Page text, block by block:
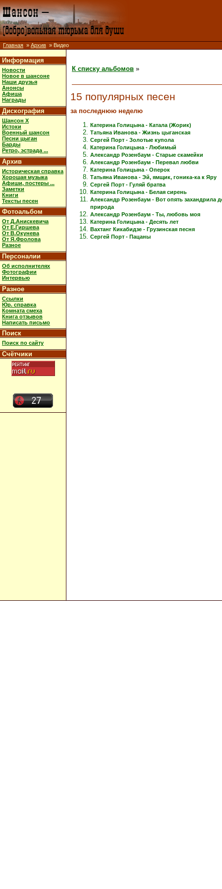
Главная » Архив » Видео
Информация
Новости
Новое в шансоне
Наши друзья
Анонсы
Афиша
Награды
Дискография
Шансон X
Истоки
Военный шансон
Песни цыган
Барды
Ретро, эстрада ...
Архив
Историческая справка
Хорошая музыка
Афиши, постеры ...
Заметки
Книги
Тексты песен
Фотоальбом
От Д.Анискевича
От Е.Гиршева
От В.Окунева
От Я.Фролова
Разное
Персоналии
Об исполнителях
Фотографии
Интервью
Разное
Ссылки
Юр. справка
Комната смеха
Книга отзывов
Написать письмо
Поиск
Поиск по сайту
Счётчики
К списку альбомов »
15 популярных песен
за последнюю неделю
Катерина Голицына - Катала (Жорик)
Татьяна Иванова - Жизнь цыганская
Сергей Порт - Золотые купола
Катерина Голицына - Любимый
Александр Розенбаум - Старые скамейки
Александр Розенбаум - Перевал любви
Катерина Голицына - Оперок
Татьяна Иванова - Эй, ямщик, гоника-ка к Яру
Сергей Порт - Гуляй братва
Катерина Голицына - Белая сирень
Александр Розенбаум - Вот опять захандрила
природа
Александр Розенбаум - Ты, любовь моя
Катерина Голицына - Десять лет
Вахтанг Кикабидзе - Грузинская песня
Сергей Порт - Пацаны